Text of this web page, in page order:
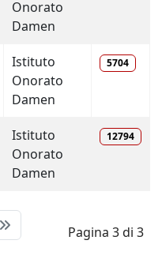
Onorato
Damen
Istituto
Onorato
Damen
5704
Istituto
Onorato
Damen
12794
Pagina 3 di 3